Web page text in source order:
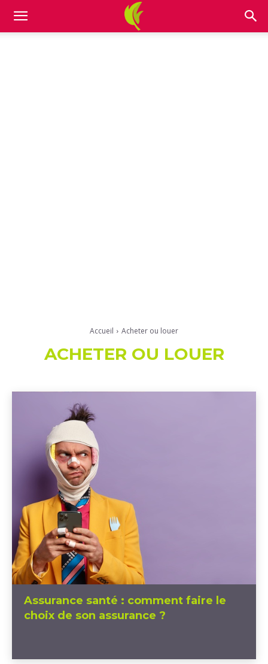
Accueil Acheter ou louer
ACHETER OU LOUER
Assurance santé : comment faire le
choix de son assurance ?